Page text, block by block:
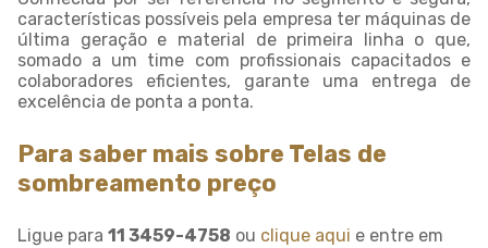
características possíveis pela empresa ter máquinas de
última geração e material de primeira linha o que,
somado a um time com profissionais capacitados e
colaboradores eficientes, garante uma entrega de
excelência de ponta a ponta.
Para saber mais sobre Telas de
sombreamento preço
Ligue para 11 3459-4758 ou clique aqui e entre em